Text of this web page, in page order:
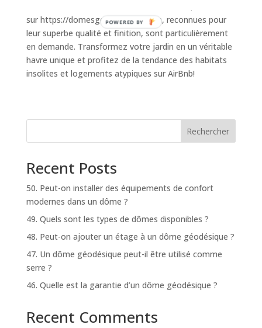
sur https://domesgeodesiques.com, reconnues pour
leur superbe qualité et finition, sont particulièrement
en demande. Transformez votre jardin en un véritable
havre unique et profitez de la tendance des habitats
insolites et logements atypiques sur AirBnb!
Rechercher
Recent Posts
50. Peut-on installer des équipements de confort
modernes dans un dôme ?
49. Quels sont les types de dômes disponibles ?
48. Peut-on ajouter un étage à un dôme géodésique ?
47. Un dôme géodésique peut-il être utilisé comme
serre ?
46. Quelle est la garantie d’un dôme géodésique ?
Recent Comments
POWERED BY